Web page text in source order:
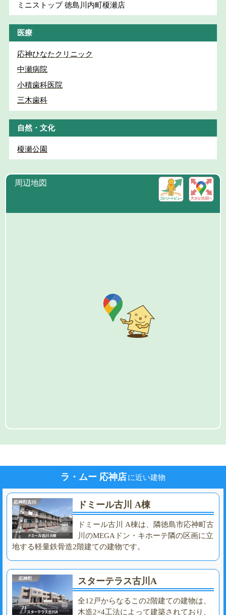
ミニストップ 徳島川内町榎瀬店
医療
応神ひなたクリニック
中瀬病院
小積歯科医院
三木歯科
自然・文化
榎瀬公園
周辺地図
ラ・ムー 応神店に近い建物
ドミール古川 A棟
ドミール古川 A棟は、隣徳島市応神町古
川のMEGAドン・キホーテ隣の区画に立
地する軽量鉄骨造2階建ての建物です。
スターテラス古川A
全12戸からなるこの2階建ての建物は、
木造2×4工法によって建築されており、